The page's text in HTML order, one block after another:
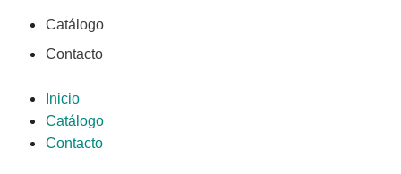
Catálogo
Contacto
Inicio
Catálogo
Contacto